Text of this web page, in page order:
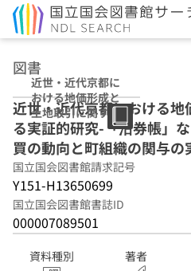
図書
近世・近代京都に
おける地価形成と
土地取引に関する
実証的研究-「沽
券帳」などからみ
た家屋敷地売買の
動向と町組織の関
与の実態を通して
近世・近代京都における
る実証的研究-「沽券帳」
買の動向と町組織の関与の
国立国会図書館請求記号
Y151-H13650699
国立国会図書館書誌ID
000007089501
資料種別 著者